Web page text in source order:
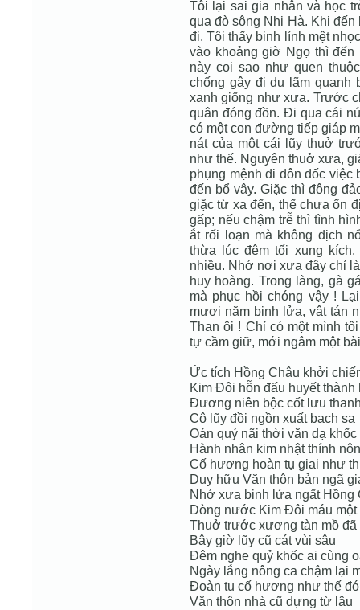
Tôi lại sai gia nhân và học
qua đò sông Nhị Hà. Khi đến
đi. Tôi thấy binh lính mệt
vào khoảng giờ Ngọ thì
này coi sao như quen
chống gậy đi du lãm quanh
xanh giống như xưa. Trước
quân đóng đồn. Đi qua cái
có một con đường tiếp giáp
nát của một cái lũy thuở
như thế. Nguyên thuở xưa,
phụng mệnh đi đôn đốc việc
đến bổ vây. Giặc thì đông
giặc từ xa đến, thế chưa ổn
gấp; nếu chậm trễ thì tình
ắt rối loạn mà không địch
thừa lúc đêm tối xung
nhiều. Nhớ nơi xưa đây chỉ
huy hoàng. Trong làng, gà
mà phục hồi chóng vậy !
mươi năm binh lửa, vật tán
Than ôi ! Chỉ có một mình
tự cầm giữ, mới ngâm một
Ức tích Hồng Châu khởi
Kim Đôi hỗn đấu huyết thành
Đương niên bộc cốt lưu
Cô lũy đồi ngồn xuất bạch sa
Oán quỷ nãi thời văn dạ khốc
Hành nhân kim nhật thính
Cố hương hoàn tụ giai như
Duy hữu Văn thôn bản ngã
Nhớ xưa binh lửa ngất Hồng
Dòng nước Kim Đôi máu một
Thuở trước xương tàn mồ đã
Bây giờ lũy cũ cát vùi sâu
Đêm nghe quỷ khốc ai cùng
Ngày lắng nông ca chậm lại
Đoàn tụ cố hương như thế đó
Văn thôn nhà cũ dựng từ lâu